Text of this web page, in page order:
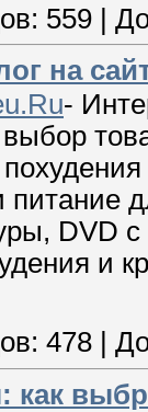
559 |
на
-
DVD
и
478